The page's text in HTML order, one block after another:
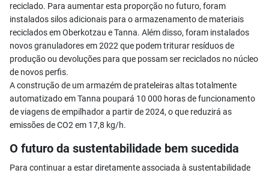
reciclado. Para aumentar esta proporção no futuro, foram
instalados silos adicionais para o armazenamento de materiais
reciclados em Oberkotzau e Tanna. Além disso, foram instalados
novos granuladores em 2022 que podem triturar resíduos de
produção ou devoluções para que possam ser reciclados no núcleo
de novos perfis.
A construção de um armazém de prateleiras altas totalmente
automatizado em Tanna poupará 10 000 horas de funcionamento
de viagens de empilhador a partir de 2024, o que reduzirá as
emissões de CO2 em 17,8 kg/h.
O futuro da sustentabilidade bem sucedida
Para continuar a estar diretamente associada à sustentabilidade